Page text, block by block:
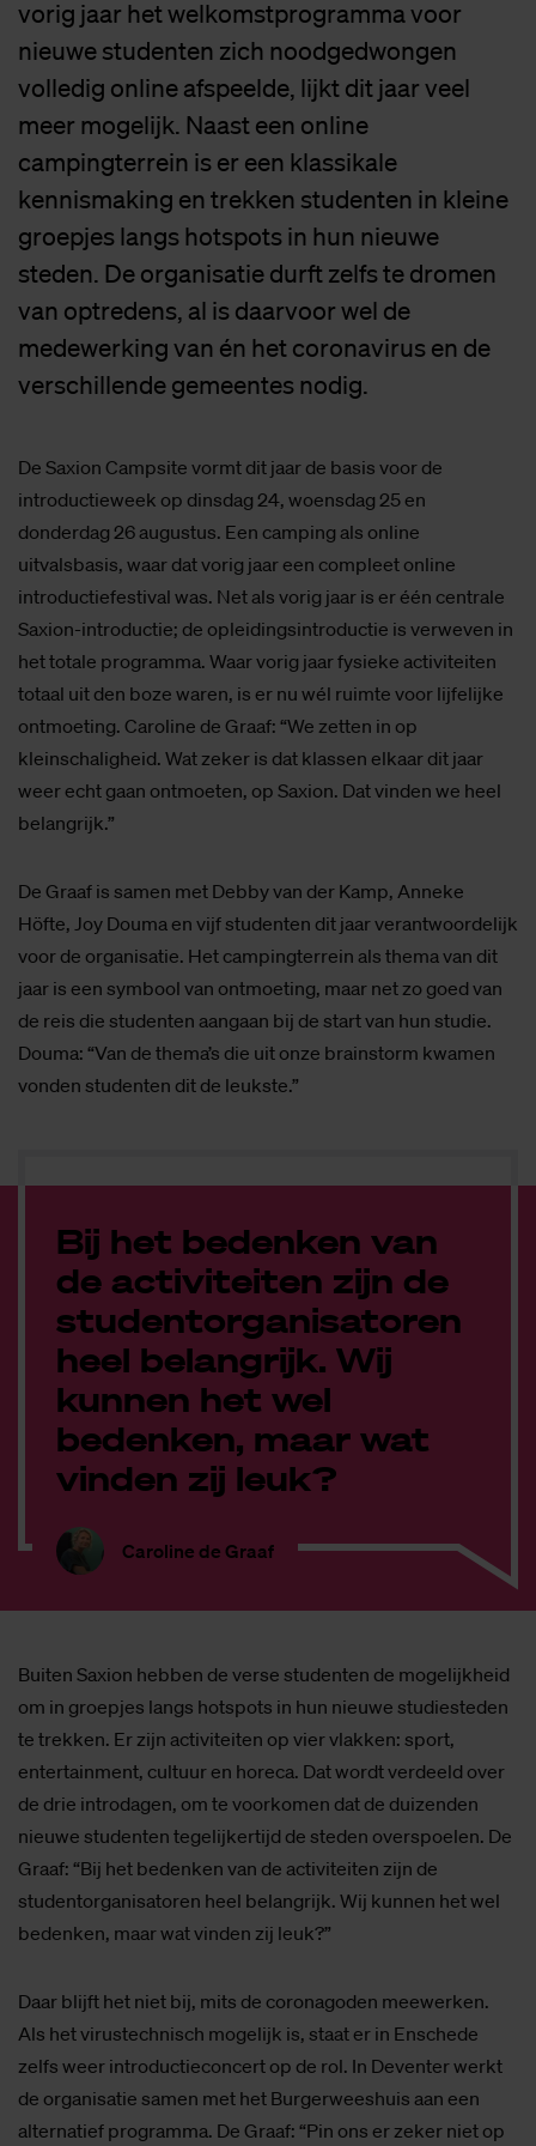
vorig jaar het welkomstprogramma voor
nieuwe studenten zich noodgedwongen
volledig online afspeelde, lijkt dit jaar veel
meer mogelijk. Naast een online
campingterrein is er een klassikale
kennismaking en trekken studenten in kleine
groepjes langs hotspots in hun nieuwe
steden. De organisatie durft zelfs te dromen
van optredens, al is daarvoor wel de
medewerking van én het coronavirus en de
verschillende gemeentes nodig.
De Saxion Campsite vormt dit jaar de basis voor de
introductieweek op dinsdag 24, woensdag 25 en
donderdag 26 augustus. Een camping als online
uitvalsbasis, waar dat vorig jaar een compleet online
introductiefestival was. Net als vorig jaar is er één centrale
Saxion-introductie; de opleidingsintroductie is verweven in
het totale programma. Waar vorig jaar fysieke activiteiten
totaal uit den boze waren, is er nu wél ruimte voor lijfelijke
ontmoeting. Caroline de Graaf: “We zetten in op
kleinschaligheid. Wat zeker is dat klassen elkaar dit jaar
weer echt gaan ontmoeten, op Saxion. Dat vinden we heel
belangrijk.”
De Graaf is samen met Debby van der Kamp, Anneke
Höfte, Joy Douma en vijf studenten dit jaar verantwoordelijk
voor de organisatie. Het campingterrein als thema van dit
jaar is een symbool van ontmoeting, maar net zo goed van
de reis die studenten aangaan bij de start van hun studie.
Douma: “Van de thema’s die uit onze brainstorm kwamen
vonden studenten dit de leukste.”
Bij het bedenken van
de activiteiten zijn de
studentorganisatoren
heel belangrijk. Wij
kunnen het wel
bedenken, maar wat
vinden zij leuk?
Caroline de Graaf
Buiten Saxion hebben de verse studenten de mogelijkheid
om in groepjes langs hotspots in hun nieuwe studiesteden
te trekken. Er zijn activiteiten op vier vlakken: sport,
entertainment, cultuur en horeca. Dat wordt verdeeld over
de drie introdagen, om te voorkomen dat de duizenden
nieuwe studenten tegelijkertijd de steden overspoelen. De
Graaf: “Bij het bedenken van de activiteiten zijn de
studentorganisatoren heel belangrijk. Wij kunnen het wel
bedenken, maar wat vinden zij leuk?”
Daar blijft het niet bij, mits de coronagoden meewerken.
Als het virustechnisch mogelijk is, staat er in Enschede
zelfs weer introductieconcert op de rol. In Deventer werkt
de organisatie samen met het Burgerweeshuis aan een
alternatief programma. De Graaf: “Pin ons er zeker niet op